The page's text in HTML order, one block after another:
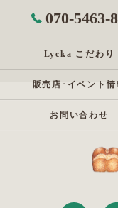
070-5463-
Lycka こだわり
販売店･イベント情
お問い合わせ